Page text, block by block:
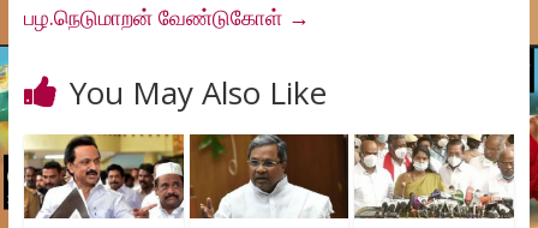
பழ.நெடுமாறன் வேண்டுகோள் →
You May Also Like